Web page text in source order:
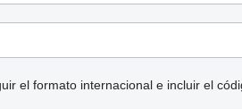
el formato internacional e incluir el